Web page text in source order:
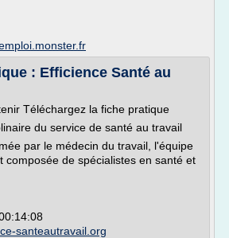
: Efficience Santé au
Téléchargez la fiche pratique
du service de santé au travail
par le médecin du travail, l'équipe
composée de spécialistes en santé et
santeautravail.org